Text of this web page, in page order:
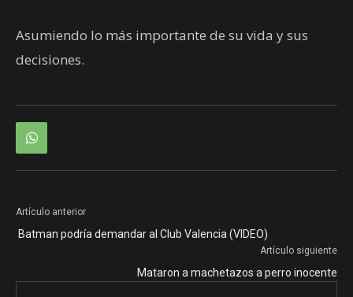
Asumiendo lo más importante de su vida y sus
decisiones.
Artículo anterior
Batman podría demandar al Club Valencia (VIDEO)
Artículo siguiente
Mataron a machetazos a perro inocente